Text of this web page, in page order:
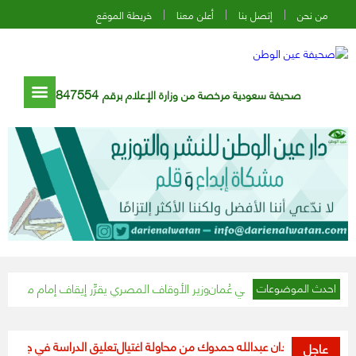
من نحن إتصل بنا أعلن معنا خريطة الموقع
صحيفة سعودية مرخصة من وزارة الإعلام برقم 847554
احدث الموضوعات وزير الأوقاف المصري يقرِّر إيقاف إمام مسجد تجاوز الـ١٥ دقيقة في خطبة الجمعة
عاجل
السودان عبدالله حمدوك من محاولة اغتيالتعليق الدراسة في جميع مدارس